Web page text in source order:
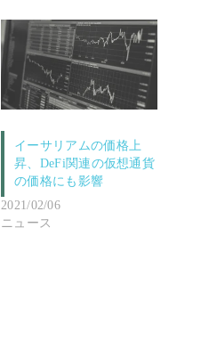
イーサリアムの価格上
昇、DeFi関連の仮想通貨
の価格にも影響
2021/02/06
ニュース